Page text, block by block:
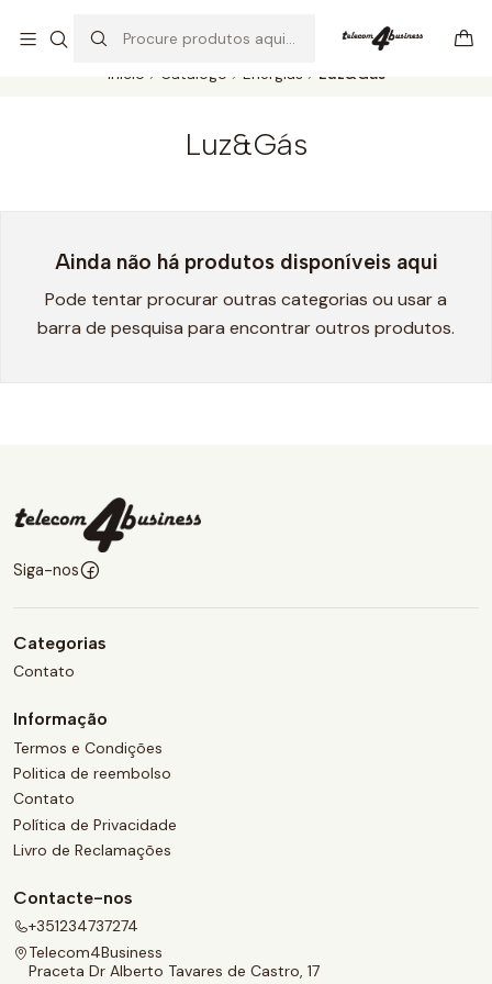
Ler mais
Início Catálogo Energias Luz&Gás
Luz&Gás
Ainda não há produtos disponíveis aqui
Pode tentar procurar outras categorias ou usar a
barra de pesquisa para encontrar outros produtos.
Siga-nos
Categorias
Contato
Informação
Termos e Condições
Politica de reembolso
Contato
Política de Privacidade
Livro de Reclamações
Contacte-nos
+351234737274
Telecom4Business
Praceta Dr Alberto Tavares de Castro, 17